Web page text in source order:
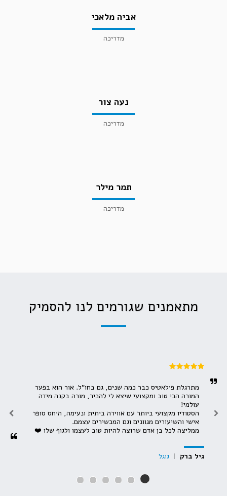
אביה מלאכי
מדריכה
נעה צור
מדריכה
תמר מילר
מדריכה
מתאמנים שגורמים לנו להסמיק
מתרגלת פילאטיס כבר כמה שנים, גם בחו"ל. אור הוא בפער
המורה הכי טוב ומקצועי שיצא לי להכיר, מורה בקנה מידה
הסטודיו מקצועי ביותר עם אווירה ביתית ונעימה, היחס סופר
ממליצה לכל בן אדם שרוצה להיות טוב לעצמו ולגוף שלו ❤️
גיל ברק| גוגל